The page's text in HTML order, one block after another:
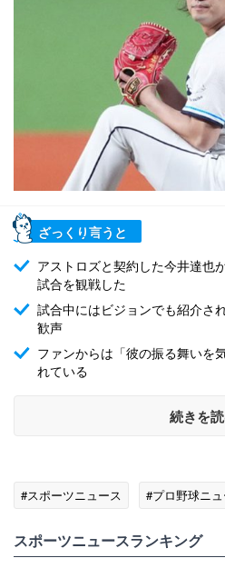
ざっくり言うと
アストロズと契約した今井達也
試合を観戦した
試合中にはビジョンでも紹介さ
歓声
ファンからは「彼の振る舞いを
れている
続きを
#スポーツニュース #プロ野球ニ
スポーツニュースランキング